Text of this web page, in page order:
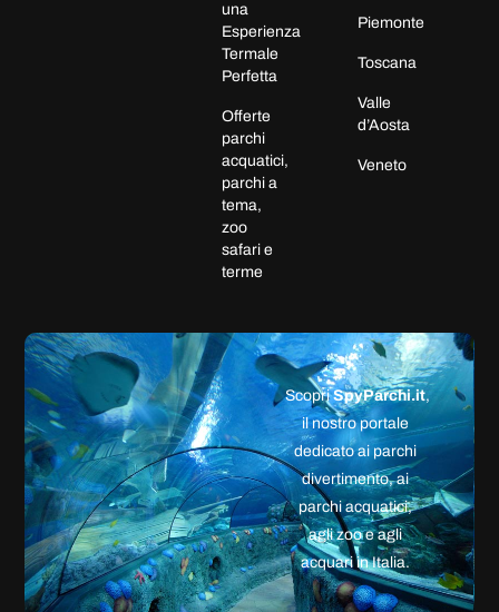
una
Esperienza
Termale
Perfetta
Offerte
parchi
acquatici,
parchi a
tema,
zoo
safari e
terme
Piemonte
Toscana
Valle
d’Aosta
Veneto
ScopriSpyParchi.it,
il nostro portale
dedicato ai parchi
divertimento, ai
parchi acquatici,
agli zoo e agli
acquari in Italia.